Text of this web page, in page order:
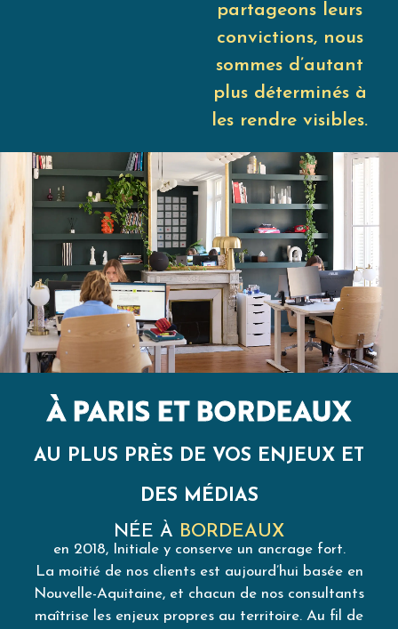
partageons leurs
convictions, nous
sommes d’autant
plus déterminés à
les rendre visibles.
À PARIS ET BORDEAUX
AU PLUS PRÈS DE VOS ENJEUX ET
DES MÉDIAS
NÉE À BORDEAUX
en 2018, Initiale y conserve un ancrage fort.
La moitié de nos clients est aujourd’hui basée en
Nouvelle-Aquitaine, et chacun de nos consultants
maîtrise les enjeux propres au territoire. Au fil de